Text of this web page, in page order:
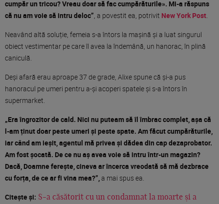
cumpăr un tricou? Vreau doar să fac cumpărăturile». Mi-a răspuns
că nu am voie să intru deloc”, a povestit ea, potrivit New York Post.
Neavând altă soluție, femeia s-a întors la mașină și a luat singurul
obiect vestimentar pe care îl avea la îndemână, un hanorac, în plină
caniculă.
Deși afară erau aproape 37 de grade, Alixe spune că și-a pus
hanoracul pe umeri pentru a-și acoperi spatele și s-a întors în
supermarket.
„Era îngrozitor de cald. Nici nu puteam să îl îmbrac complet, așa că
l-am ținut doar peste umeri și peste spate. Am făcut cumpărăturile,
iar când am ieșit, agentul mă privea și dădea din cap dezaprobator.
Am fost șocată. De ce nu aș avea voie să intru într-un magazin?
Dacă, Doamne ferește, cineva ar încerca vreodată să mă dezbrace
cu forța, de ce ar fi vina mea?”,a mai spus ea.
Citește și: S-a căsătorit cu un condamnat la moarte și a